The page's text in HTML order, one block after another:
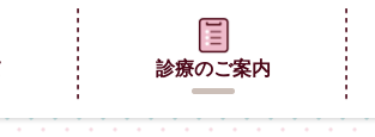
診療のご案内